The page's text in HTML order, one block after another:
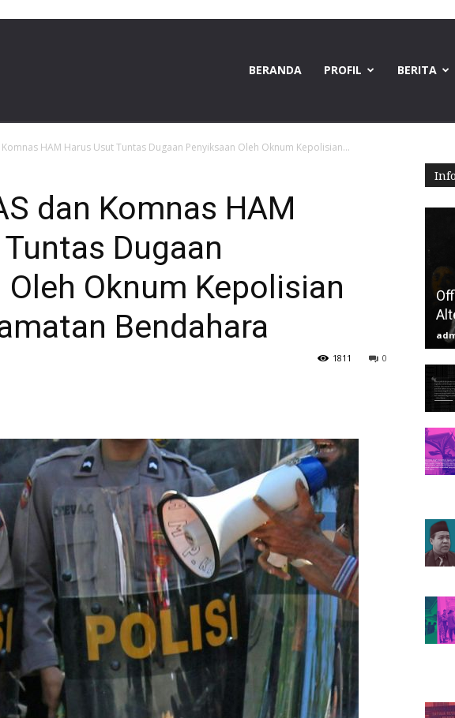
BERANDA PROFIL BERITA
Komnas HAM Harus Usut Tuntas Dugaan Penyiksaan Oleh Oknum Kepolisian...
dan Komnas HAM
Dugaan
Oleh Oknum Kepolisian
Bendahara
0
1811